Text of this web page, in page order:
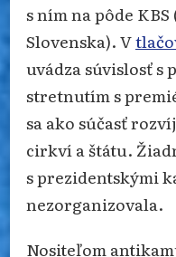
s ním na pôde
Slovenska). V
uvádza súvislosť s
stretnutím s
sa ako súčasť
cirkví a štátu.
s prezidentskými
nezorganizovala.
Nositeľom